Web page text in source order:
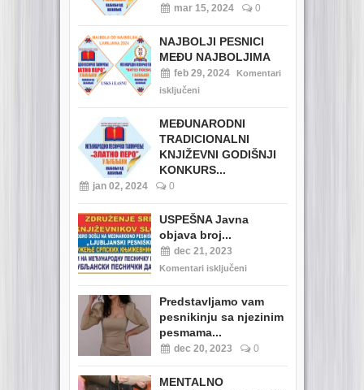
mar 15, 2024 0
NAJBOLJI PESNICI
MEĐU NAJBOLJIMA
feb 29, 2024
Komentari
isključeni
MEĐUNARODNI
TRADICIONALNI
KNJIŽEVNI GODIŠNJI
KONKURS...
jan 02, 2024 0
USPEŠNA Javna
objava broj...
dec 21, 2023
Komentari isključeni
Predstavljamo vam
pesnikinju sa njezinim
pesmama...
dec 20, 2023 0
MENTALNO